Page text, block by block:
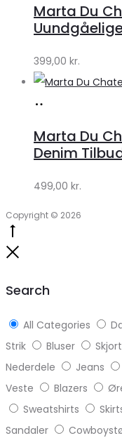
Marta Du
399,00 kr.
Marta Du
Denim
499,00 kr.
Copyright © 2026
Search
All Categories
Strik
Bluser
Nederdele
Jeans
Veste
Blazers
Sweatshirts
Sandaler